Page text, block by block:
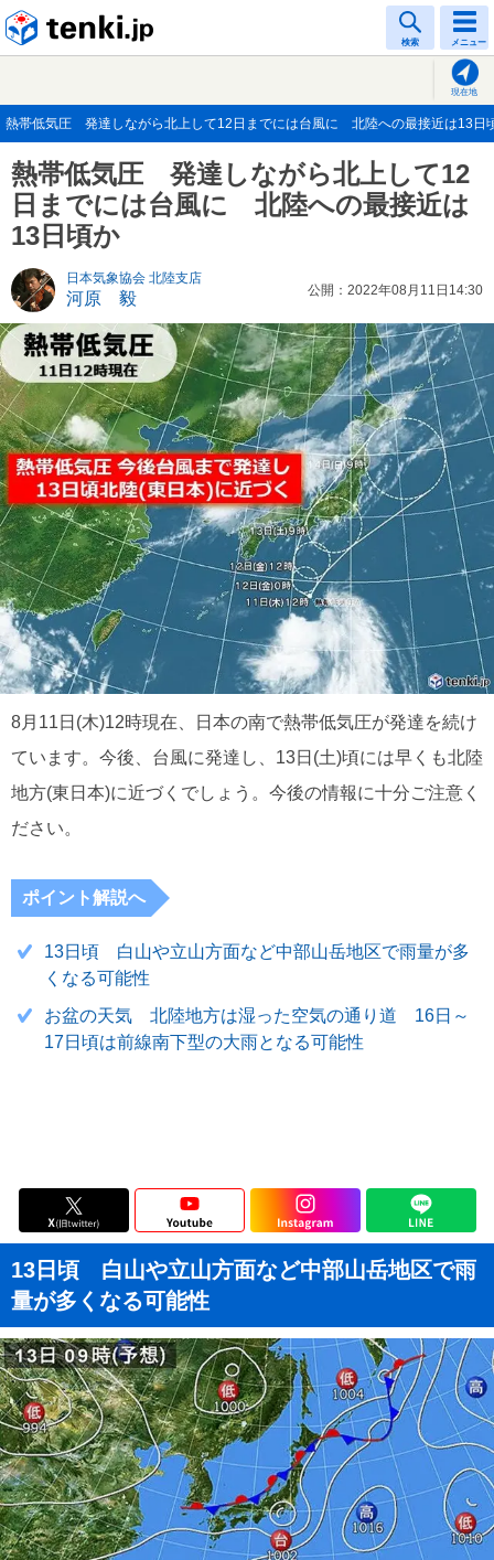
検索 メニュー
現在地
熱帯低気圧 発達しながら北上して12日までには台風に 北陸への最接近は13日
熱帯低気圧 発達しながら北上して12
日までには台風に 北陸への最接近は
13日頃か
日本気象協会 北陸支店
河原 毅 公開：2022年08月11日14:30
8月11日(木)12時現在、日本の南で熱帯低気圧が発達を続け
ています。今後、台風に発達し、13日(土)頃には早くも北陸
地方(東日本)に近づくでしょう。今後の情報に十分ご注意く
ださい。
ポイント解説へ
13日頃 白山や立山方面など中部山岳地区で雨量が多
くなる可能性
お盆の天気 北陸地方は湿った空気の通り道 16日～
17日頃は前線南下型の大雨となる可能性
13日頃 白山や立山方面など中部山岳地区で雨
量が多くなる可能性